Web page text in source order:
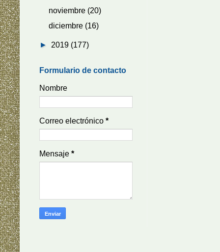
noviembre (20)
diciembre (16)
► 2019 (177)
Formulario de contacto
Nombre
Correo electrónico *
Mensaje *